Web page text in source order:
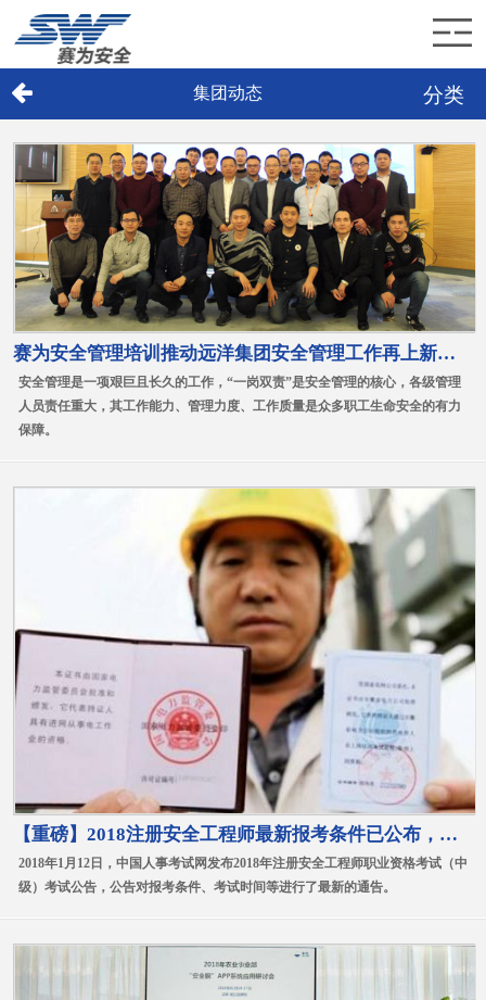
赛为介绍
赛为业务
赛为新闻
加入赛为
联系赛为
集团动态 分类
赛为安全管理培训推动远洋集团安全管理工作再上新台阶
安全管理是一项艰巨且长久的工作，“一岗双责”是安全管理的核心，各级管理
人员责任重大，其工作能力、管理力度、工作质量是众多职工生命安全的有力
保障。
【重磅】2018注册安全工程师最新报考条件已公布，报名在即！
2018年1月12日，中国人事考试网发布2018年注册安全工程师职业资格考试（中
级）考试公告，公告对报考条件、考试时间等进行了最新的通告。